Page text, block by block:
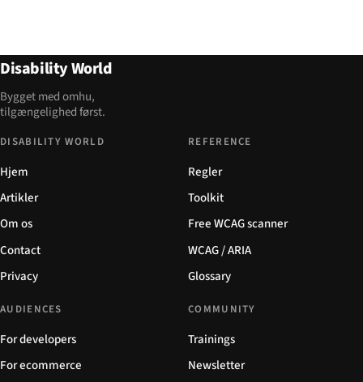
Disability World
Bygget med omhu,
tilgængelighed først.
DISABILITY WORLD
Hjem
Artikler
Om os
Contact
Privacy
REFERENCE
Regler
Toolkit
Free WCAG scanner
WCAG / ARIA
Glossary
AUDIENCES
For developers
For ecommerce
COMMUNITY
Trainings
Newsletter